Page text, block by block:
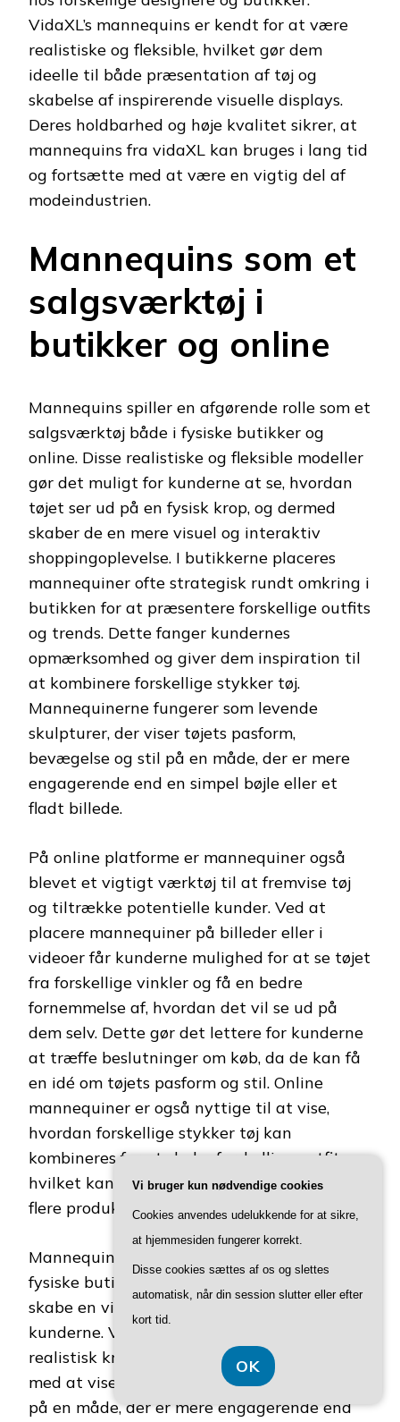
VidaXL’s mannequins er kendt for at være
realistiske og fleksible, hvilket gør dem
ideelle til både præsentation af tøj og
skabelse af inspirerende visuelle displays.
Deres holdbarhed og høje kvalitet sikrer, at
mannequins fra vidaXL kan bruges i lang tid
og fortsætte med at være en vigtig del af
modeindustrien.
Mannequins som et
salgsværktøj i
butikker og online
Mannequins spiller en afgørende rolle som et
salgsværktøj både i fysiske butikker og
online. Disse realistiske og fleksible modeller
gør det muligt for kunderne at se, hvordan
tøjet ser ud på en fysisk krop, og dermed
skaber de en mere visuel og interaktiv
shoppingoplevelse. I butikkerne placeres
mannequiner ofte strategisk rundt omkring i
butikken for at præsentere forskellige outfits
og trends. Dette fanger kundernes
opmærksomhed og giver dem inspiration til
at kombinere forskellige stykker tøj.
Mannequinerne fungerer som levende
skulpturer, der viser tøjets pasform,
bevægelse og stil på en måde, der er mere
engagerende end en simpel bøjle eller et
fladt billede.
På online platforme er mannequiner også
blevet et vigtigt værktøj til at fremvise tøj
og tiltrække potentielle kunder. Ved at
placere mannequiner på billeder eller i
videoer får kunderne mulighed for at se tøjet
fra forskellige vinkler og få en bedre
fornemmelse af, hvordan det vil se ud på
dem selv. Dette gør det lettere for kunderne
at træffe beslutninger om køb, da de kan få
en idé om tøjets pasform og stil. Online
mannequiner er også nyttige til at vise,
hvordan forskellige stykker tøj kan
kombineres for at skabe forskellige outfits,
hvilket kan inspirere kunderne til at købe
flere produkter.
Mannequiner som et salgsværktøj i både
fysiske butikker og online handler om at
skabe en visuel og interaktiv oplevelse for
kunderne. Ved at præsentere tøjet på en
realistisk krop kan mannequinerne hjælpe
med at vise tøjets pasform, bevægelse og stil
på en måde, der er mere engagerende end
Vi bruger kun nødvendige cookies
Cookies anvendes udelukkende for at sikre,
at hjemmesiden fungerer korrekt.
Disse cookies sættes af os og slettes
automatisk, når din session slutter eller efter
kort tid.
OK